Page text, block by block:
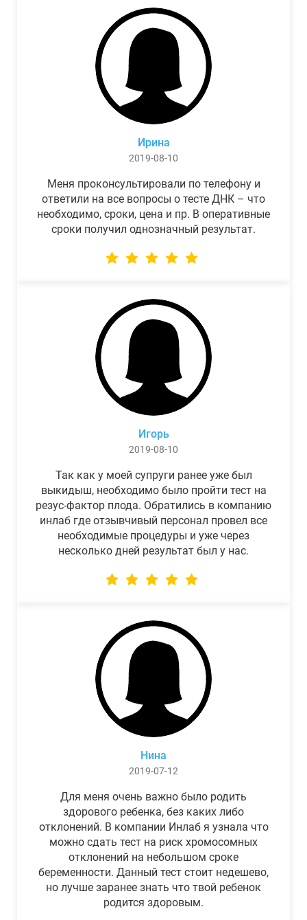
Ирина
2019-08-10
Меня проконсультировали по телефону и
ответили на все вопросы о тесте ДНК – что
необходимо, сроки, цена и пр. В оперативные
сроки получил однозначный результат.
Игорь
2019-08-10
Так как у моей супруги ранее уже был
выкидыш, необходимо было пройти тест на
резус-фактор плода. Обратились в компанию
инлаб где отзывчивый персонал провел все
необходимые процедуры и уже через
несколько дней результат был у нас.
Нина
2019-07-12
Для меня очень важно было родить
здорового ребенка, без каких либо
отклонений. В компании Инлаб я узнала что
можно сдать тест на риск хромосомных
отклонений на небольшом сроке
беременности. Данный тест стоит недешево,
но лучше заранее знать что твой ребенок
родится здоровым.